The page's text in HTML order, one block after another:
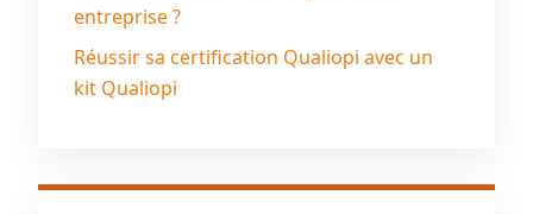
entreprise ?
Réussir sa certification Qualiopi avec un
kit Qualiopi